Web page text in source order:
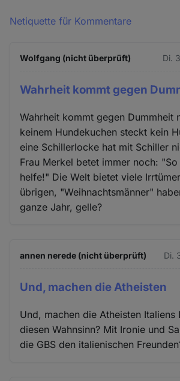
Netiquette für Kommentare
Wolfgang (nicht überprüft) Di.
Wahrheit kommt gegen
Wahrheit kommt gegen Dummheit
keinem Hundekuchen steckt kein
eine Schillerlocke hat mit Schiller
Frau Merkel betet immer noch:
helfe!" Die Welt bietet viele
übrigen, "Weihnachtsmänner"
ganze Jahr, gelle?
annen nerede (nicht überprüft) Di.
Und, machen die Atheisten
Und, machen die Atheisten Italiens
diesen Wahnsinn? Mit Ironie und
die GBS den italienischen